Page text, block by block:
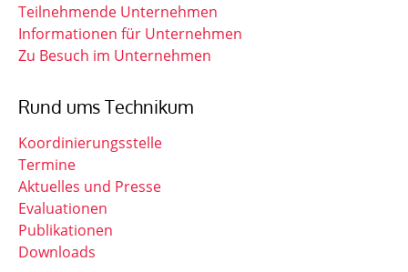
Teilnehmende Unternehmen
Informationen für Unternehmen
Zu Besuch im Unternehmen
Rund ums Technikum
Koordinierungsstelle
Termine
Aktuelles und Presse
Evaluationen
Publikationen
Downloads